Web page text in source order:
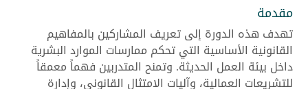
مقدمة
تهدف هذه الدورة إلى تعريف المشاركين بالمفاهيم
القانونية الأساسية التي تحكم ممارسات الموارد البشرية
داخل بيئة العمل الحديثة. وتمنح المتدربين فهماً معمقاً
للتشريعات العمالية، وآليات الامتثال القانوني، وإدارة